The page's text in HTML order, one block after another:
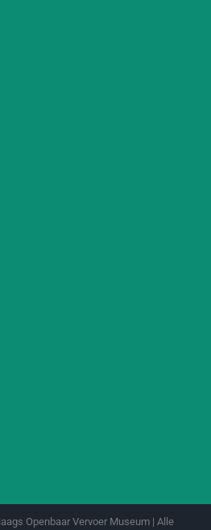
Openbaar Vervoer Museum | Alle